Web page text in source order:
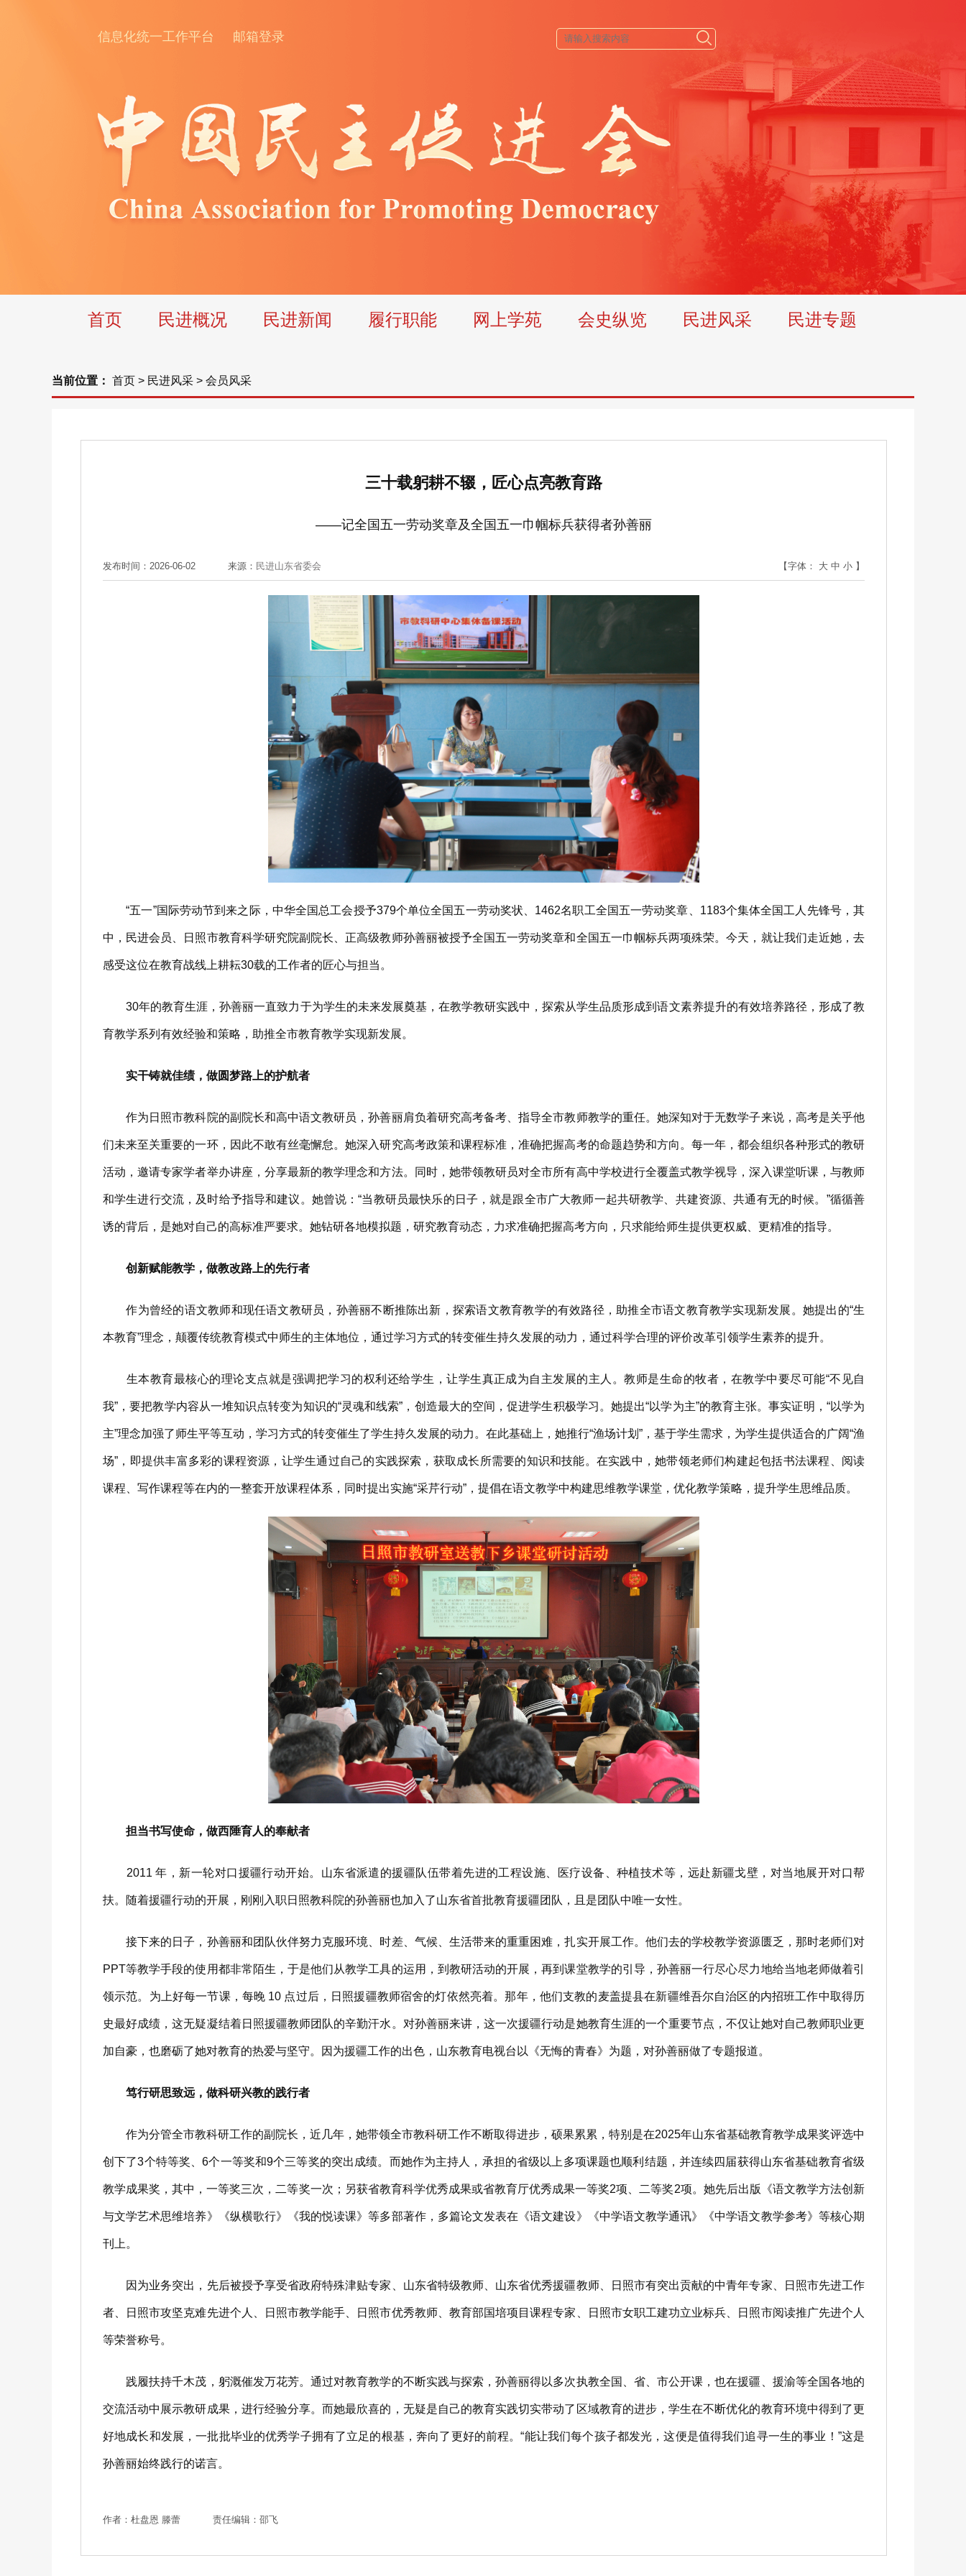
信息化统一工作平台 邮箱登录
首页 民进概况 民进新闻 履行职能 网上学苑 会史纵览 民进风采 民进专题
当前位置： 首页 > 民进风采 > 会员风采
三十载躬耕不辍，匠心点亮教育路
——记全国五一劳动奖章及全国五一巾帼标兵获得者孙善丽
发布时间：2026-06-02 来源： 民进山东省委会 【字体： 大 中 小 】
“五一”国际劳动节到来之际，中华全国总工会授予379个单位全国五一劳动奖状、1462名职工全国五一劳动奖章、1183个集体全国工人先锋号，其
中，民进会员、日照市教育科学研究院副院长、正高级教师孙善丽被授予全国五一劳动奖章和全国五一巾帼标兵两项殊荣。今天，就让我们走近她，去
感受这位在教育战线上耕耘30载的工作者的匠心与担当。
30年的教育生涯，孙善丽一直致力于为学生的未来发展奠基，在教学教研实践中，探索从学生品质形成到语文素养提升的有效培养路径，形成了教
育教学系列有效经验和策略，助推全市教育教学实现新发展。
实干铸就佳绩，做圆梦路上的护航者
作为日照市教科院的副院长和高中语文教研员，孙善丽肩负着研究高考备考、指导全市教师教学的重任。她深知对于无数学子来说，高考是关乎他
们未来至关重要的一环，因此不敢有丝毫懈怠。她深入研究高考政策和课程标准，准确把握高考的命题趋势和方向。每一年，都会组织各种形式的教研
活动，邀请专家学者举办讲座，分享最新的教学理念和方法。同时，她带领教研员对全市所有高中学校进行全覆盖式教学视导，深入课堂听课，与教师
和学生进行交流，及时给予指导和建议。她曾说：“当教研员最快乐的日子，就是跟全市广大教师一起共研教学、共建资源、共通有无的时候。”循循善
诱的背后，是她对自己的高标准严要求。她钻研各地模拟题，研究教育动态，力求准确把握高考方向，只求能给师生提供更权威、更精准的指导。
创新赋能教学，做教改路上的先行者
作为曾经的语文教师和现任语文教研员，孙善丽不断推陈出新，探索语文教育教学的有效路径，助推全市语文教育教学实现新发展。她提出的“生
本教育”理念，颠覆传统教育模式中师生的主体地位，通过学习方式的转变催生持久发展的动力，通过科学合理的评价改革引领学生素养的提升。
生本教育最核心的理论支点就是强调把学习的权利还给学生，让学生真正成为自主发展的主人。教师是生命的牧者，在教学中要尽可能“不见自
我”，要把教学内容从一堆知识点转变为知识的“灵魂和线索”，创造最大的空间，促进学生积极学习。她提出“以学为主”的教育主张。事实证明，“以学为
主”理念加强了师生平等互动，学习方式的转变催生了学生持久发展的动力。在此基础上，她推行“渔场计划”，基于学生需求，为学生提供适合的广阔“渔
场”，即提供丰富多彩的课程资源，让学生通过自己的实践探索，获取成长所需要的知识和技能。在实践中，她带领老师们构建起包括书法课程、阅读
课程、写作课程等在内的一整套开放课程体系，同时提出实施“采芹行动”，提倡在语文教学中构建思维教学课堂，优化教学策略，提升学生思维品质。
担当书写使命，做西陲育人的奉献者
2011 年，新一轮对口援疆行动开始。山东省派遣的援疆队伍带着先进的工程设施、医疗设备、种植技术等，远赴新疆戈壁，对当地展开对口帮
扶。随着援疆行动的开展，刚刚入职日照教科院的孙善丽也加入了山东省首批教育援疆团队，且是团队中唯一女性。
接下来的日子，孙善丽和团队伙伴努力克服环境、时差、气候、生活带来的重重困难，扎实开展工作。他们去的学校教学资源匮乏，那时老师们对
PPT等教学手段的使用都非常陌生，于是他们从教学工具的运用，到教研活动的开展，再到课堂教学的引导，孙善丽一行尽心尽力地给当地老师做着引
领示范。为上好每一节课，每晚 10 点过后，日照援疆教师宿舍的灯依然亮着。那年，他们支教的麦盖提县在新疆维吾尔自治区的内招班工作中取得历
史最好成绩，这无疑凝结着日照援疆教师团队的辛勤汗水。对孙善丽来讲，这一次援疆行动是她教育生涯的一个重要节点，不仅让她对自己教师职业更
加自豪，也磨砺了她对教育的热爱与坚守。因为援疆工作的出色，山东教育电视台以《无悔的青春》为题，对孙善丽做了专题报道。
笃行研思致远，做科研兴教的践行者
作为分管全市教科研工作的副院长，近几年，她带领全市教科研工作不断取得进步，硕果累累，特别是在2025年山东省基础教育教学成果奖评选中
创下了3个特等奖、6个一等奖和9个三等奖的突出成绩。而她作为主持人，承担的省级以上多项课题也顺利结题，并连续四届获得山东省基础教育省级
教学成果奖，其中，一等奖三次，二等奖一次；另获省教育科学优秀成果或省教育厅优秀成果一等奖2项、二等奖2项。她先后出版《语文教学方法创新
与文学艺术思维培养》《纵横歌行》《我的悦读课》等多部著作，多篇论文发表在《语文建设》《中学语文教学通讯》《中学语文教学参考》等核心期
刊上。
因为业务突出，先后被授予享受省政府特殊津贴专家、山东省特级教师、山东省优秀援疆教师、日照市有突出贡献的中青年专家、日照市先进工作
者、日照市攻坚克难先进个人、日照市教学能手、日照市优秀教师、教育部国培项目课程专家、日照市女职工建功立业标兵、日照市阅读推广先进个人
等荣誉称号。
践履扶持千木茂，躬溉催发万花芳。通过对教育教学的不断实践与探索，孙善丽得以多次执教全国、省、市公开课，也在援疆、援渝等全国各地的
交流活动中展示教研成果，进行经验分享。而她最欣喜的，无疑是自己的教育实践切实带动了区域教育的进步，学生在不断优化的教育环境中得到了更
好地成长和发展，一批批毕业的优秀学子拥有了立足的根基，奔向了更好的前程。“能让我们每个孩子都发光，这便是值得我们追寻一生的事业！”这是
孙善丽始终践行的诺言。
作者：杜盘恩 滕蕾 责任编辑：邵飞